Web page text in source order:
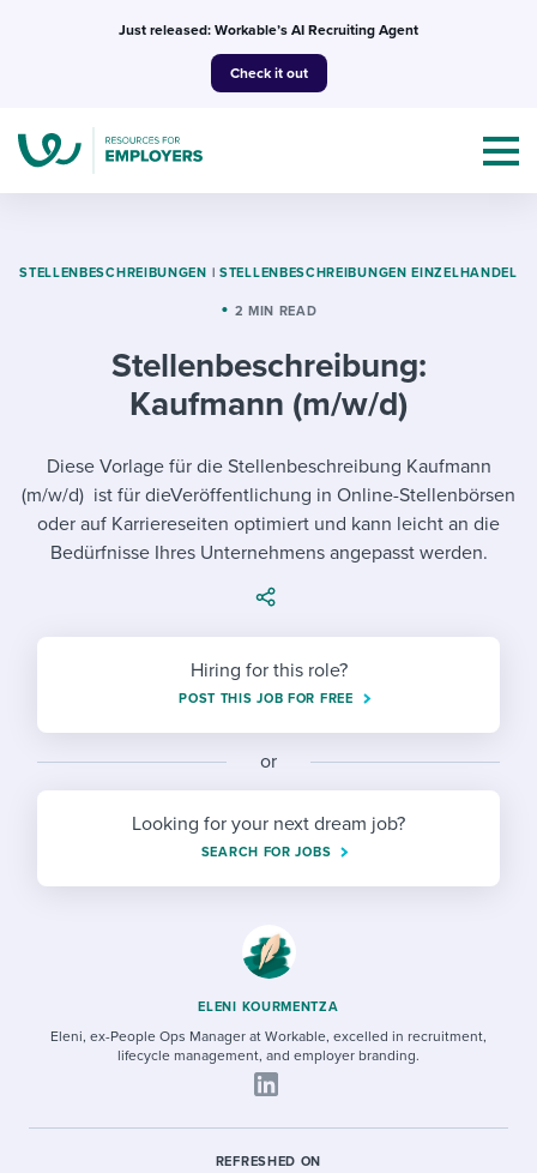
Just released: Workable’s AI Recruiting Agent
Check it out
Mobilizing AI in my work
Evaluating candidates
Working together with others
Developing & retaining people
Ensuring compliance
Finding and attracting people
Candidate/employee experiences
Templates & Guides
I WANT...
Job description templates
Interview question templates
Onboarding checklists
Step-by-step tutorials
HR terms
I WANT TO LEARN ABOUT...
Applying for a job
Pay & benefits
Career development
Overall career resources
Attend webinars & events
Workable customer stories
Explore Workable
STELLENBESCHREIBUNGEN | STELLENBESCHREIBUNGEN EINZELHANDEL
2 MIN READ
Stellenbeschreibung:
Kaufmann (m/w/d)
Diese Vorlage für die Stellenbeschreibung Kaufmann
(m/w/d) ist für dieVeröffentlichung in Online-Stellenbörsen
oder auf Karriereseiten optimiert und kann leicht an die
Bedürfnisse Ihres Unternehmens angepasst werden.
Hiring for this role?
POST THIS JOB FOR FREE
or
Looking for your next dream job?
SEARCH FOR JOBS
ELENI KOURMENTZA
Eleni, ex-People Ops Manager at Workable, excelled in recruitment,
lifecycle management, and employer branding.
REFRESHED ON